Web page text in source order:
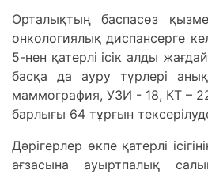
Орталықтың баспасөз
онкологиялық диспансерге
5-нен қатерлі ісік алды
басқа да ауру түрлері
маммография, УЗИ - 18, КТ –
барлығы 64 тұрғын
Дәрігерлер өкпе қатерлі
ағзасына ауыртпалық